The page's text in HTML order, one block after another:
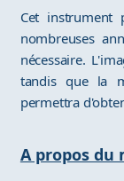
Cet instrument
nombreuses
nécessaire.
tandis que la
permettra
A propos du